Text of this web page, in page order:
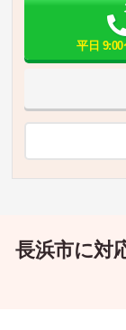
平日
長浜市に対